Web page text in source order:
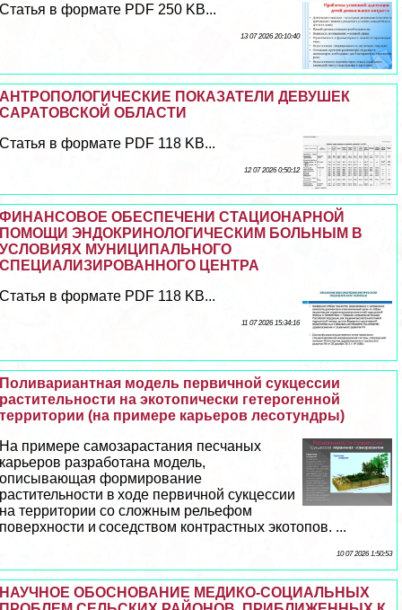
Статья в формате PDF 250 KB...
13 07 2026 20:10:40
АНТРОПОЛОГИЧЕСКИЕ ПОКАЗАТЕЛИ ДЕВУШЕК
САРАТОВСКОЙ ОБЛАСТИ
Статья в формате PDF 118 KB...
12 07 2026 0:50:12
ФИНАНСОВОЕ ОБЕСПЕЧЕНИ СТАЦИОНАРНОЙ
ПОМОЩИ ЭНДОКРИНОЛОГИЧЕСКИМ БОЛЬНЫМ В
УСЛОВИЯХ МУНИЦИПАЛЬНОГО
СПЕЦИАЛИЗИРОВАННОГО ЦЕНТРА
Статья в формате PDF 118 KB...
11 07 2026 15:34:16
Поливариантная модель первичной сукцессии
растительности на экотопически гетерогенной
территории (на примере карьеров лесотундры)
На примере самозарастания песчаных
карьеров разработана модель,
описывающая формирование
растительности в ходе первичной сукцессии
на территории со сложным рельефом
поверхности и соседством контрастных экотопов. ...
10 07 2026 1:50:53
НАУЧНОЕ ОБОСНОВАНИЕ МЕДИКО-СОЦИАЛЬНЫХ